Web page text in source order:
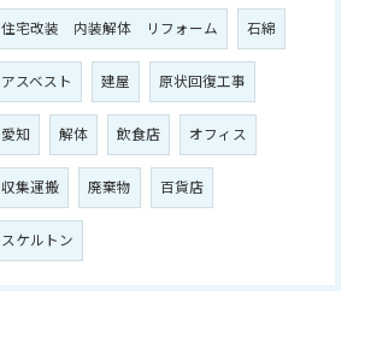
住宅改装 内装解体 リフォーム 石綿
アスベスト 建屋 原状回復工事
愛知 解体 飲食店 オフィス
収集運搬 廃棄物 百貨店
スケルトン